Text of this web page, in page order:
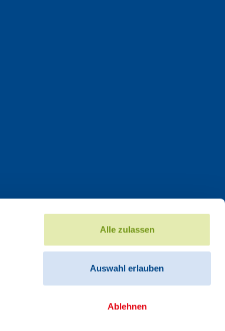
Alle zulassen
Auswahl erlauben
Ablehnen